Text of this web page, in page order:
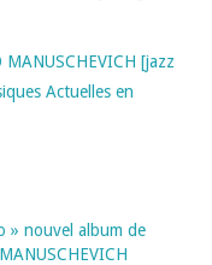
MANUSCHEVICH [jazz
Actuelles en
» nouvel album de